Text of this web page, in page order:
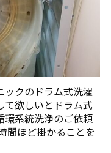
ックのドラム式洗濯
欲しいとドラム式
環系統洗浄のご依頼
間ほど掛かることを